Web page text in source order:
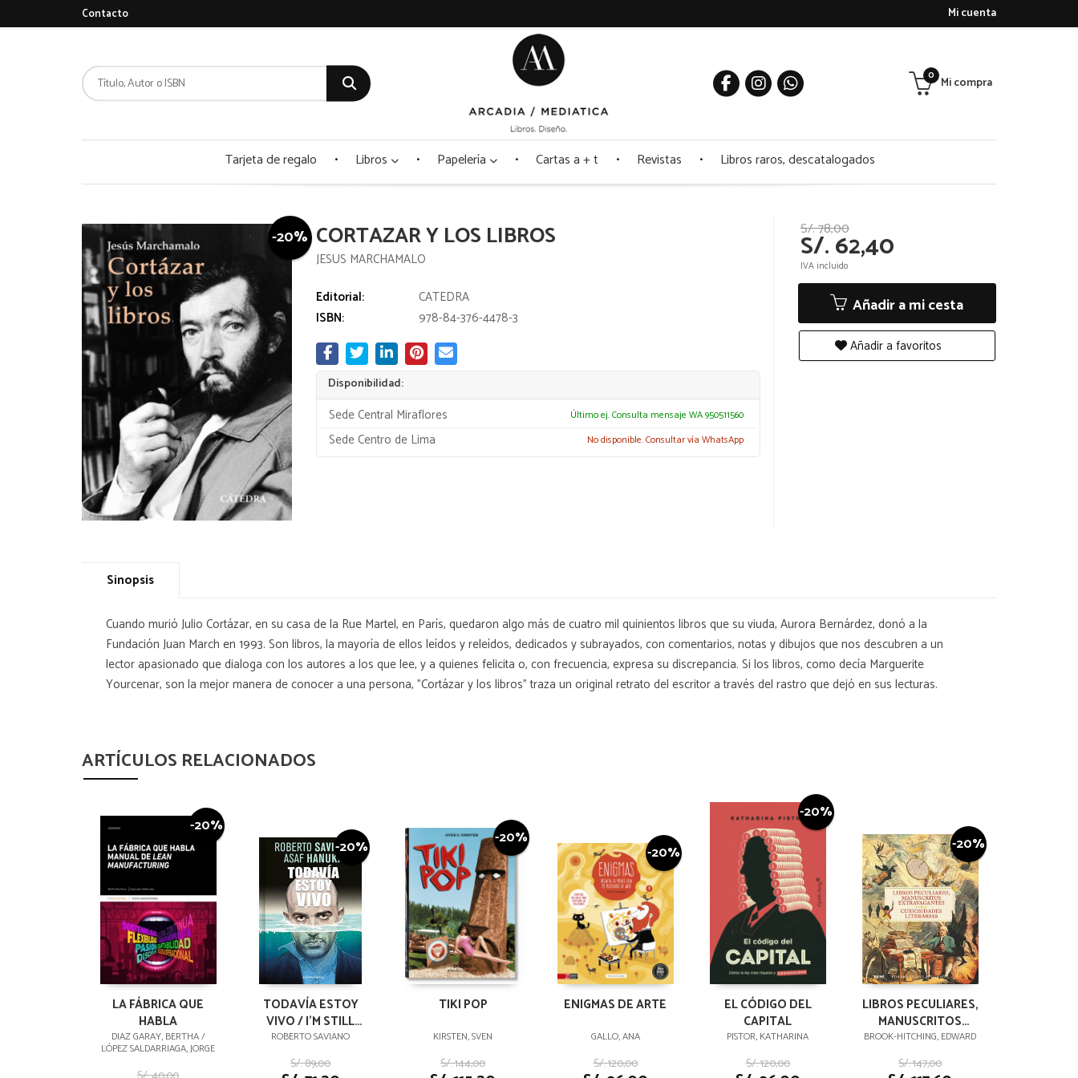
Mi cuenta
Contacto
Mi compra
0
Tarjeta de regalo Libros Papelería Cartas a + t Revistas Libros raros, descatalogados
-20% CORTAZAR Y LOS LIBROS
JESUS MARCHAMALO
Editorial:
CATEDRA
ISBN:
978-84-376-4478-3
Disponibilidad:
Sede Central Miraflores Último ej. Consulta mensaje WA 950511560
Sede Centro de Lima No disponible. Consultar vía WhatsApp
S/. 78,00
S/. 62,40
IVA incluido
Añadir a mi cesta
Añadir a favoritos
Sinopsis
Cuando murió Julio Cortázar, en su casa de la Rue Martel, en París, quedaron algo más de cuatro mil quinientos libros que su viuda, Aurora Bernárdez, donó a la
Fundación Juan March en 1993. Son libros, la mayoría de ellos leídos y releídos, dedicados y subrayados, con comentarios, notas y dibujos que nos descubren a un
lector apasionado que dialoga con los autores a los que lee, y a quienes felicita o, con frecuencia, expresa su discrepancia. Si los libros, como decía Marguerite
Yourcenar, son la mejor manera de conocer a una persona, "Cortázar y los libros" traza un original retrato del escritor a través del rastro que dejó en sus lecturas.
ARTÍCULOS RELACIONADOS
-20%
LA FÁBRICA QUE
HABLA
DIAZ GARAY, BERTHA /
LÓPEZ SALDARRIAGA, JORGE
-20%
TODAVÍA ESTOY
VIVO / I'M STILL
ALIVE
ROBERTO SAVIANO
S/. 89,00
-20%
TIKI POP
KIRSTEN, SVEN
S/. 144,00
-20%
ENIGMAS DE ARTE
GALLO, ANA
S/. 120,00
-20%
EL CÓDIGO DEL
CAPITAL
PISTOR, KATHARINA
S/. 120,00
-20%
LIBROS PECULIARES,
MANUSCRITOS
EXTRAVAGANTES Y
OTRAS
CURIOSIDADES
BROOK-HITCHING, EDWARD
S/. 147,00